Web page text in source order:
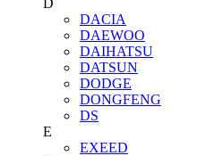
DACIA
DAEWOO
DAIHATSU
DATSUN
DODGE
DONGFENG
DS
E
EXEED